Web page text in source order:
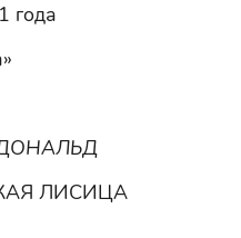
года
ЛИСИЦА